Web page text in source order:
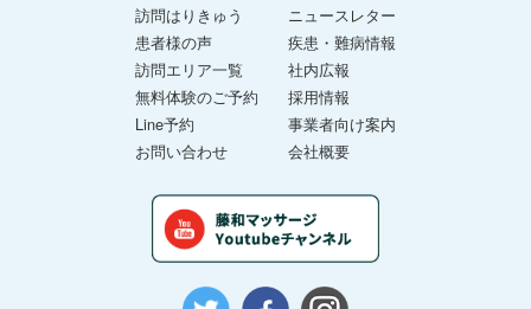
訪問はりきゅう
患者様の声
訪問エリア一覧
無料体験のご予約
Line予約
お問い合わせ
ニュースレター
疾患・難病情報
社内広報
採用情報
事業者向け案内
会社概要